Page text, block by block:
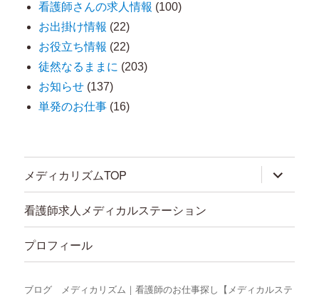
看護師さんの求人情報 (100)
お出掛け情報 (22)
お役立ち情報 (22)
徒然なるままに (203)
お知らせ (137)
単発のお仕事 (16)
メディカリズムTOP
ブ
メ
ー
開
看護師求人メディカルステーション
プロフィール
ブログ メディカリズム｜看護師のお仕事探し【メディカルステ